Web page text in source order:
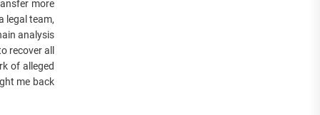
more
legal team,
analysis
recover all
of alleged
me back